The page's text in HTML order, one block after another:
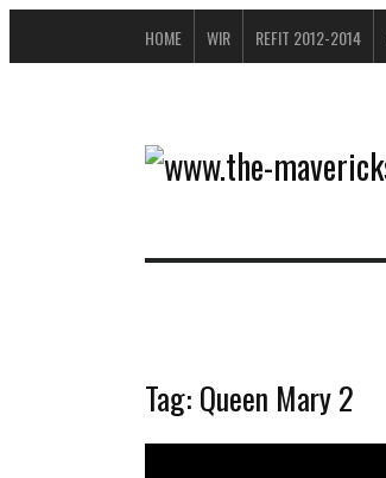
HOME WIR REFIT 2012-2014
Tag: Queen Mary 2